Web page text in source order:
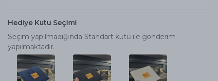
Hediye Kutu Seçimi
Seçim yapılmadığında Standart kutu ile gönderim
yapılmaktadır.